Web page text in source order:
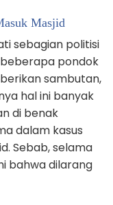
Masjid
sebagian politisi
pondok
sambutan,
hal ini banyak
di benak
dalam kasus
Sebab, selama
bahwa dilarang